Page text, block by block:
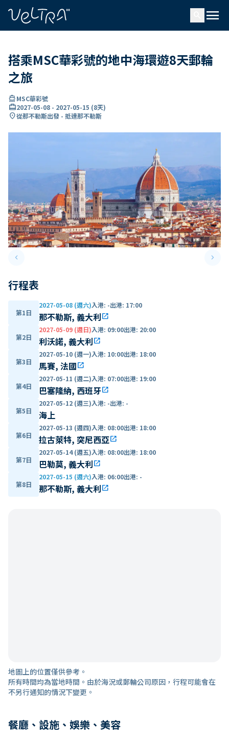
menu
搭乘MSC華彩號的地中海環遊8天郵輪
之旅
directions_boatMSC華彩號
card_travel2027-05-08 - 2027-05-15 (8天)
location_on從那不勒斯出發 - 抵達那不勒斯
keyboard_arrow_leftPrevious slide keyboard_arrow_right
行程表
第1日
2027-05-08 (週六)入港: -出港: 17:00
那不勒斯, 義大利open_in_new
第2日
2027-05-09 (週日)入港: 09:00出港: 20:00
利沃諾, 義大利open_in_new
第3日
2027-05-10 (週一)入港: 10:00出港: 18:00
馬賽, 法國open_in_new
第4日
2027-05-11 (週二)入港: 07:00出港: 19:00
巴塞隆納, 西班牙open_in_new
第5日
2027-05-12 (週三)入港: -出港: -
海上
第6日
2027-05-13 (週四)入港: 08:00出港: 18:00
拉古萊特, 突尼西亞open_in_new
第7日
2027-05-14 (週五)入港: 08:00出港: 18:00
巴勒莫, 義大利open_in_new
第8日
2027-05-15 (週六)入港: 06:00出港: -
那不勒斯, 義大利open_in_new
地圖上的位置僅供參考。
所有時間均為當地時間。由於海況或郵輪公司原因，行程可能會在
不另行通知的情況下變更。
餐廳、設施、娛樂、美容